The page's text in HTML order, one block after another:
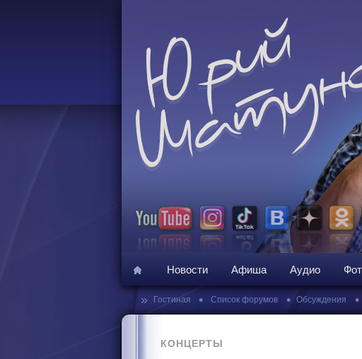
Новости Афиша Аудио
» Гостиная • Список форумов • Обсуждения •
КОНЦЕРТЫ